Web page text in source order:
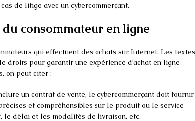
de litige avec un cybercommerçant.
consommateur en ligne
qui effectuent des achats sur Internet. Les textes
droits pour garantir une expérience d’achat en ligne
on peut citer :
un contrat de vente, le cybercommerçant doit fournir
et compréhensibles sur le produit ou le service
le délai et les modalités de livraison, etc.